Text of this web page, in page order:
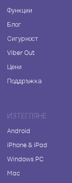
Функции
Блог
Сигурност
Viber Out
Цени
Поддръжка
ИЗТЕГЛЯНЕ
Android
iPhone & iPad
Windows PC
Mac